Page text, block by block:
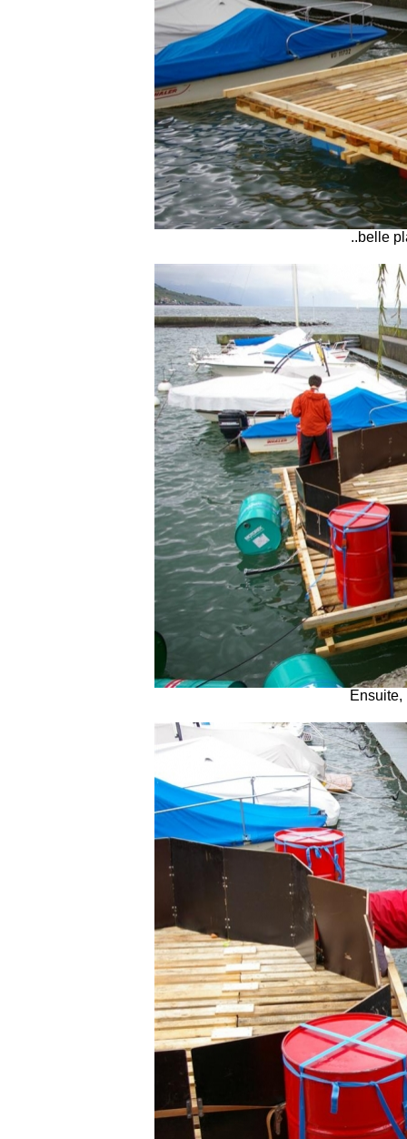
..belle
Ensuite,